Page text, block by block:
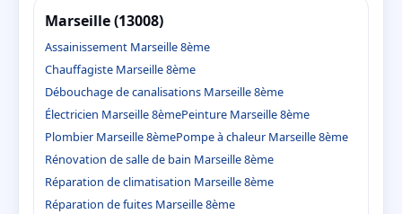
Marseille (13008)
Assainissement Marseille 8ème
Chauffagiste Marseille 8ème
Débouchage de canalisations Marseille 8ème
Électricien Marseille 8èmePeinture Marseille 8ème
Plombier Marseille 8èmePompe à chaleur Marseille 8ème
Rénovation de salle de bain Marseille 8ème
Réparation de climatisation Marseille 8ème
Réparation de fuites Marseille 8ème